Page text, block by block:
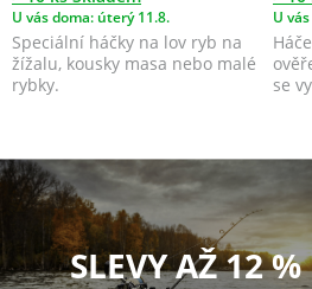
U vás doma: úterý 11.8.
Speciální háčky na lov ryb na
žížalu, kousky masa nebo malé
rybky.
U
se
SLEVY AŽ 12 %